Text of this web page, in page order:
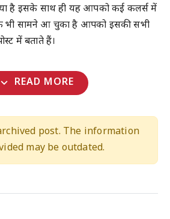
है इसके साथ ही यह आपको कई कलर्स में
भी सामने आ चुका है आपको इसकी सभी
में बताते हैं।
expand_more READ MORE
post. The information
may be outdated.